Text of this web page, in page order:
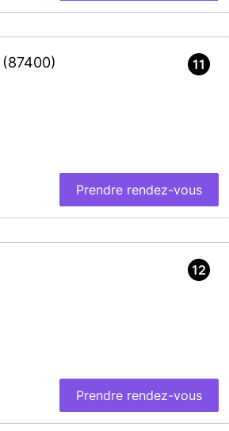
(87400)
Prendre rendez-vous
11
Prendre rendez-vous
12